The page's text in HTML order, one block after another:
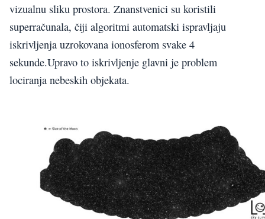
vizualnu sliku prostora. Znanstvenici su koristili
superračunala, čiji algoritmi automatski ispravljaju
iskrivljenja uzrokovana ionosferom svake 4
sekunde.Upravo to iskrivljenje glavni je problem
lociranja nebeskih objekata.